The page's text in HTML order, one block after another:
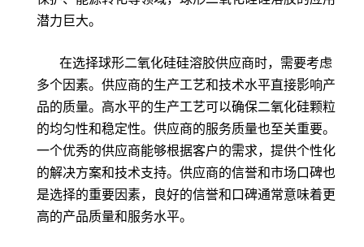
潜力巨大。
在选择球形二氧化硅硅溶胶供应商时，需要考虑
多个因素。供应商的生产工艺和技术水平直接影响产
品的质量。高水平的生产工艺可以确保二氧化硅颗粒
的均匀性和稳定性。供应商的服务质量也至关重要。
一个优秀的供应商能够根据客户的需求，提供个性化
的解决方案和技术支持。供应商的信誉和市场口碑也
是选择的重要因素，良好的信誉和口碑通常意味着更
高的产品质量和服务水平。